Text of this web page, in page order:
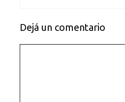
Dejá un comentario